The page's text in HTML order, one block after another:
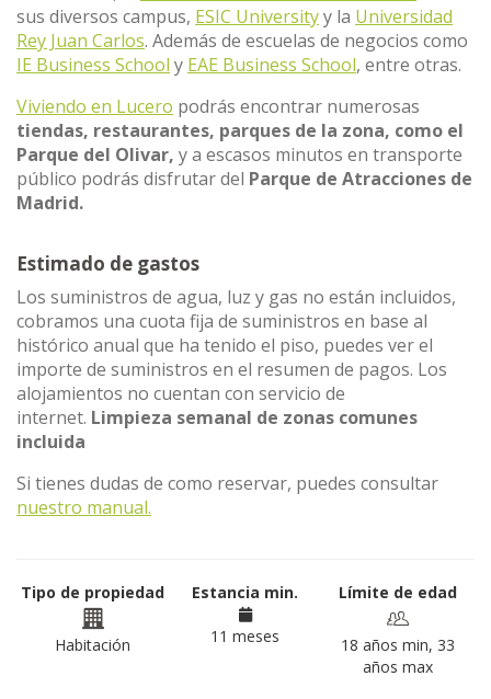
sus diversos campus, ESIC Universityy la Universidad
Rey Juan Carlos. Además de escuelas de negocios como
IE Business School y EAE Business School, entre otras.
Viviendo en Lucero podrás encontrar numerosas
tiendas, restaurantes, parques de la zona, como el
Parque del Olivar, y a escasos minutos en transporte
público podrás disfrutar del Parque de Atracciones de
Madrid.
Estimado de gastos
Los suministros de agua, luz y gas no están incluidos,
cobramos una cuota fija de suministros en base al
histórico anual que ha tenido el piso, puedes ver el
importe de suministros en el resumen de pagos. Los
alojamientos no cuentan con servicio de
internet. Limpieza semanal de zonas comunes
incluida
Si tienes dudas de como reservar, puedes consultar
nuestro manual.
Tipo de propiedad
Habitación
Estancia min.
11 meses
Límite de edad
18 años min, 33
años max